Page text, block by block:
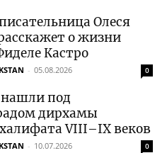
Олеся
о жизни
Кастро
- 05.08.2026 0
нашли под
дирхамы
VIII–IX веков
- 10.07.2026 0